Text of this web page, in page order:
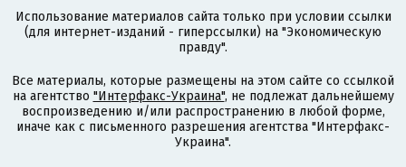
Использование материалов сайта только при условии ссылки
(для интернет-изданий - гиперссылки) на "Экономическую
правду".
Все материалы, которые размещены на этом сайте со ссылкой
на агентство "Интерфакс-Украина", не подлежат дальнейшему
воспроизведению и/или распространению в любой форме,
иначе как с письменного разрешения агентства "Интерфакс-
Украина".